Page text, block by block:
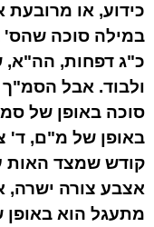
כידוע, או מרובעת
במילה סוכה שהס'
כ"ג דפחות, הה"א,
ולבוד. אבל
סוכה באופן של
באופן של מ"ם, ד'
קודש שמצד האות
אצבע צורה ישרה,
מתעגל הוא באופן